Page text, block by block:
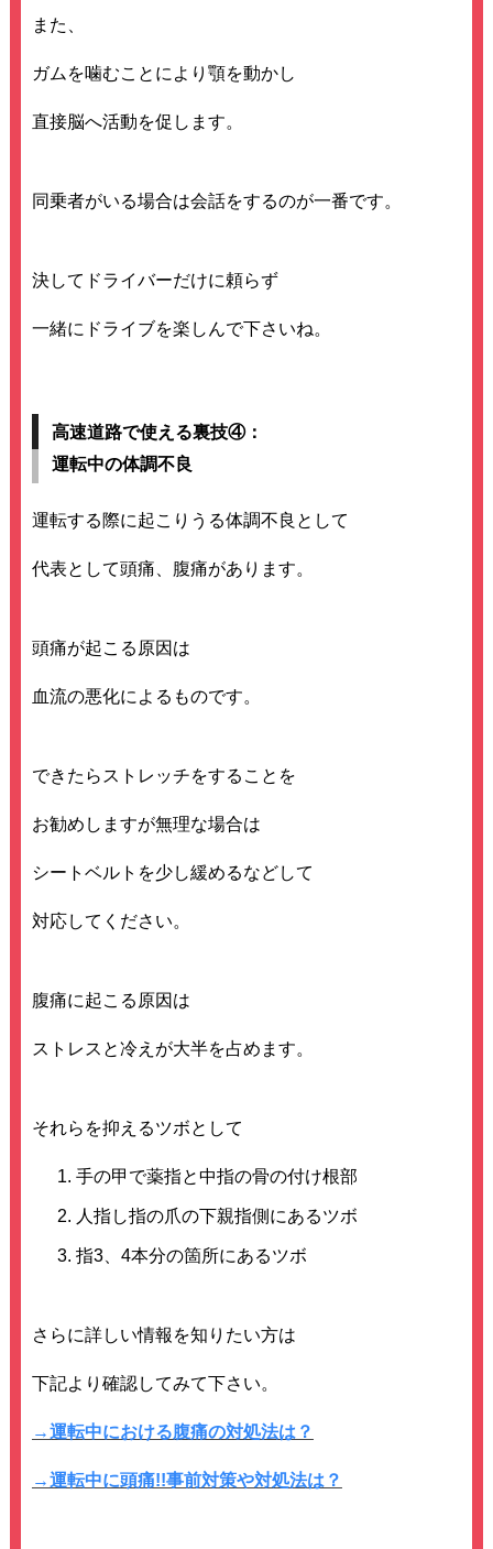
また、
ガムを噛むことにより顎を動かし
直接脳へ活動を促します。
同乗者がいる場合は会話をするのが一番です。
決してドライバーだけに頼らず
一緒にドライブを楽しんで下さいね。
高速道路で使える裏技④：
運転中の体調不良
運転する際に起こりうる体調不良として
代表として頭痛、腹痛があります。
頭痛が起こる原因は
血流の悪化によるものです。
できたらストレッチをすることを
お勧めしますが無理な場合は
シートベルトを少し緩めるなどして
対応してください。
腹痛に起こる原因は
ストレスと冷えが大半を占めます。
それらを抑えるツボとして
手の甲で薬指と中指の骨の付け根部
人指し指の爪の下親指側にあるツボ
指3、4本分の箇所にあるツボ
さらに詳しい情報を知りたい方は
下記より確認してみて下さい。
→運転中における腹痛の対処法は？
→運転中に頭痛!!事前対策や対処法は？